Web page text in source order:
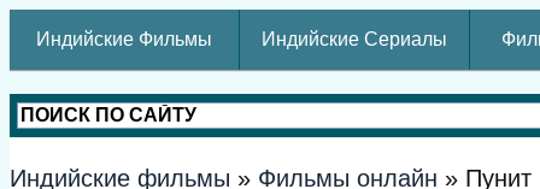
Индийские Фильмы Индийские Сериалы
Индийские фильмы » Фильмы онлайн » Пунит